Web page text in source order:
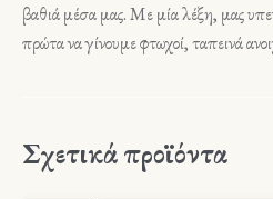
βαθιά μέσα μας. Με μία λέξη, μας
πρώτα να γίνουμε φτωχοί, ταπεινά
Σχετικά προϊόντα